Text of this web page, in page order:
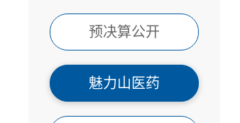
预决算公开
魅力山医药